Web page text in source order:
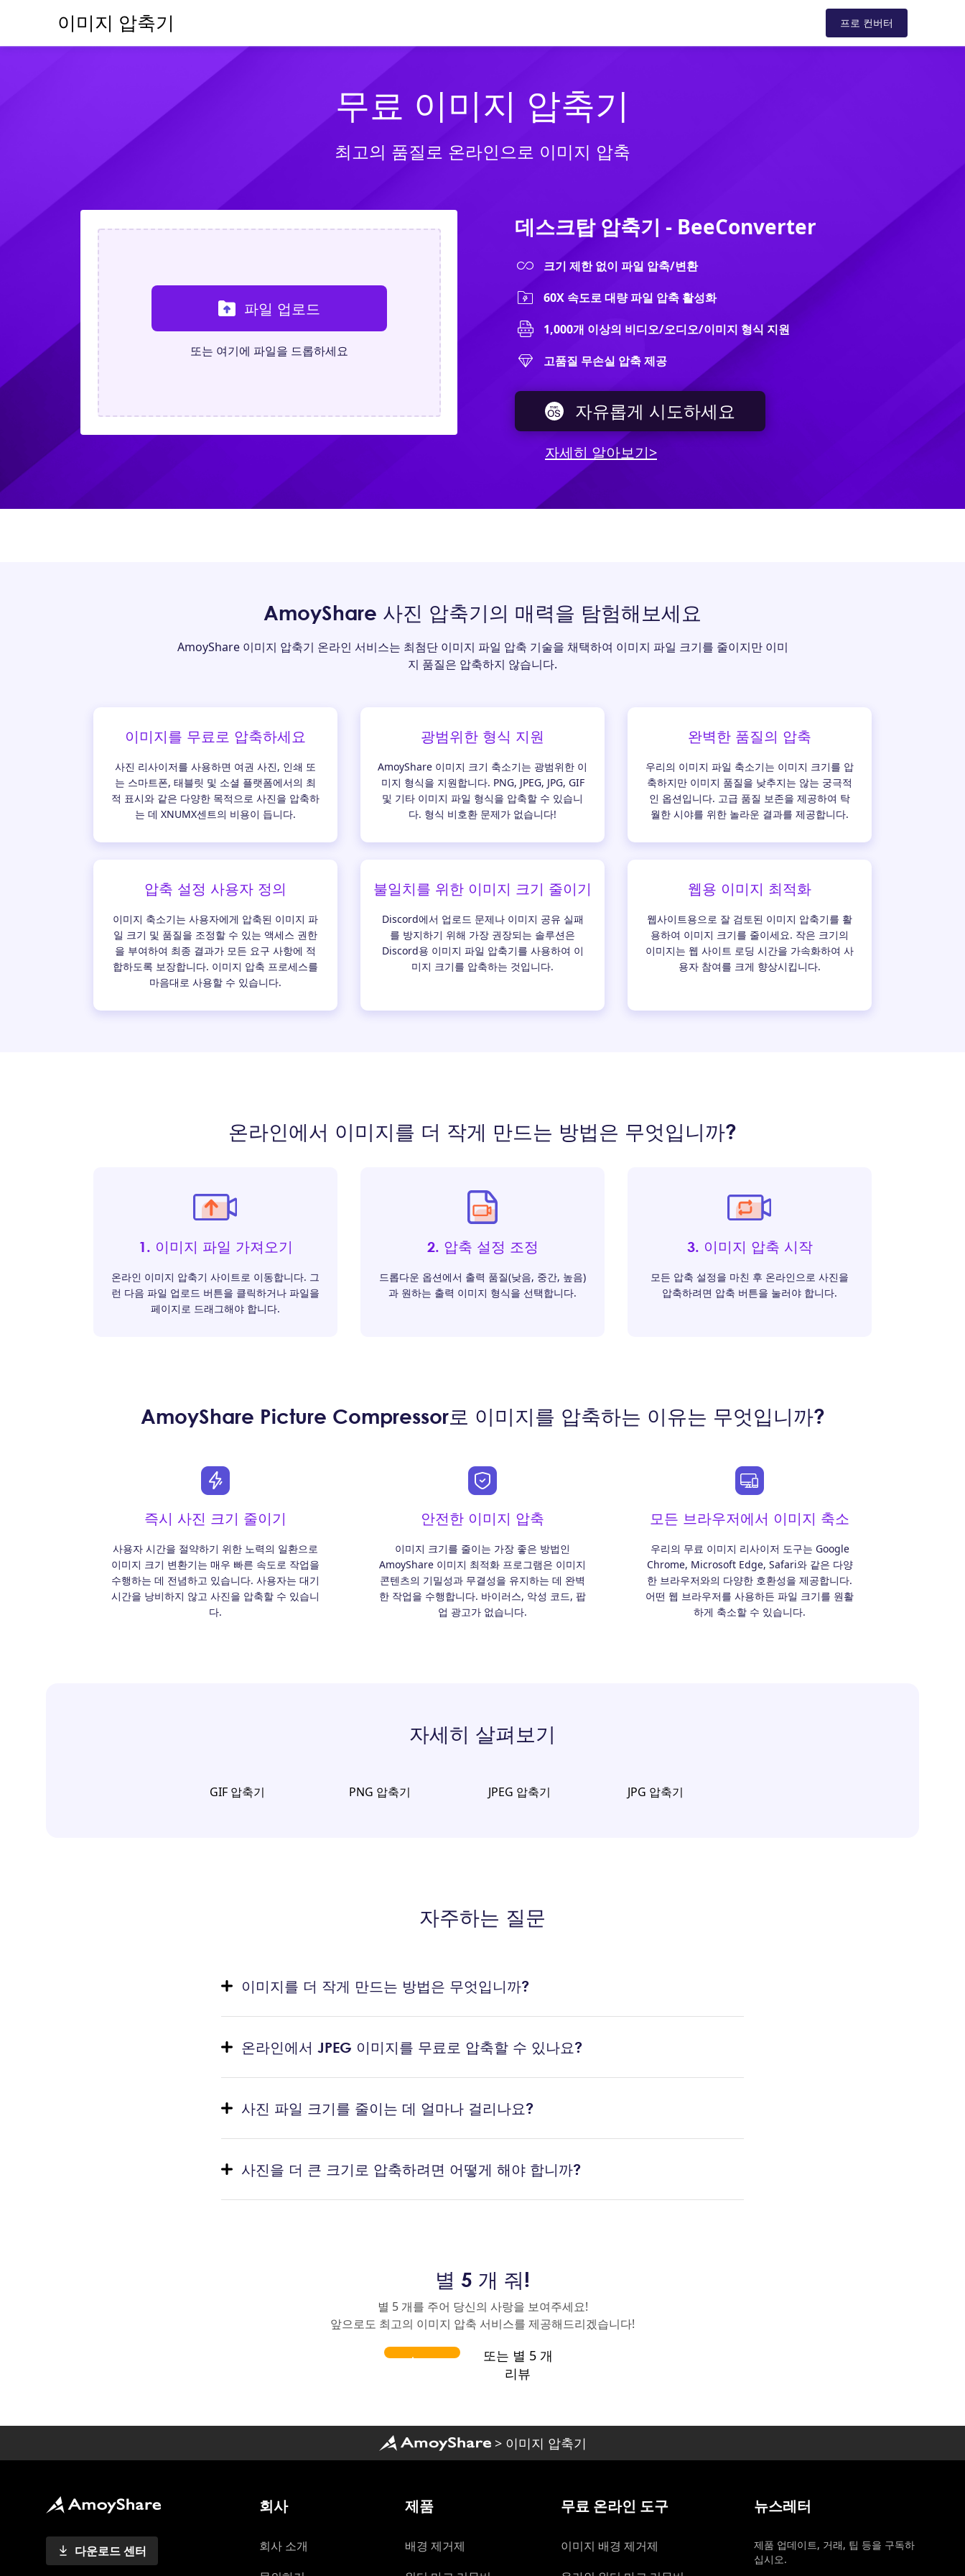
블로그
이미지 압축기 프로 컨버터
무료 이미지 압축기
최고의 품질로 온라인으로 이미지 압축
파일 업로드
또는 여기에 파일을 드롭하세요
데스크탑 압축기 - BeeConverter
크기 제한 없이 파일 압축/변환
60X 속도로 대량 파일 압축 활성화
1,000개 이상의 비디오/오디오/이미지 형식 지원
고품질 무손실 압축 제공
자유롭게 시도하세요
자세히 알아보기>
AmoyShare 사진 압축기의 매력을 탐험해보세요
AmoyShare 이미지 압축기 온라인 서비스는 최첨단 이미지 파일 압축 기술을 채택하여 이미지 파일 크기를 줄이지만 이미
지 품질은 압축하지 않습니다.
이미지를 무료로 압축하세요
사진 리사이저를 사용하면 여권 사진, 인쇄 또
는 스마트폰, 태블릿 및 소셜 플랫폼에서의 최
적 표시와 같은 다양한 목적으로 사진을 압축하
는 데 XNUMX센트의 비용이 듭니다.
광범위한 형식 지원
AmoyShare 이미지 크기 축소기는 광범위한 이
미지 형식을 지원합니다. PNG, JPEG, JPG, GIF
및 기타 이미지 파일 형식을 압축할 수 있습니
다. 형식 비호환 문제가 없습니다!
완벽한 품질의 압축
우리의 이미지 파일 축소기는 이미지 크기를 압
축하지만 이미지 품질을 낮추지는 않는 궁극적
인 옵션입니다. 고급 품질 보존을 제공하여 탁
월한 시야를 위한 놀라운 결과를 제공합니다.
압축 설정 사용자 정의
이미지 축소기는 사용자에게 압축된 이미지 파
일 크기 및 품질을 조정할 수 있는 액세스 권한
을 부여하여 최종 결과가 모든 요구 사항에 적
합하도록 보장합니다. 이미지 압축 프로세스를
마음대로 사용할 수 있습니다.
불일치를 위한 이미지 크기 줄이기
Discord에서 업로드 문제나 이미지 공유 실패
를 방지하기 위해 가장 권장되는 솔루션은
Discord용 이미지 파일 압축기를 사용하여 이
미지 크기를 압축하는 것입니다.
웹용 이미지 최적화
웹사이트용으로 잘 검토된 이미지 압축기를 활
용하여 이미지 크기를 줄이세요. 작은 크기의
이미지는 웹 사이트 로딩 시간을 가속화하여 사
용자 참여를 크게 향상시킵니다.
온라인에서 이미지를 더 작게 만드는 방법은 무엇입니까?
1. 이미지 파일 가져오기
온라인 이미지 압축기 사이트로 이동합니다. 그
런 다음 파일 업로드 버튼을 클릭하거나 파일을
페이지로 드래그해야 합니다.
2. 압축 설정 조정
드롭다운 옵션에서 출력 품질(낮음, 중간, 높음)
과 원하는 출력 이미지 형식을 선택합니다.
3. 이미지 압축 시작
모든 압축 설정을 마친 후 온라인으로 사진을
압축하려면 압축 버튼을 눌러야 합니다.
AmoyShare Picture Compressor로 이미지를 압축하는 이유는 무엇입니까?
즉시 사진 크기 줄이기
사용자 시간을 절약하기 위한 노력의 일환으로
이미지 크기 변환기는 매우 빠른 속도로 작업을
수행하는 데 전념하고 있습니다. 사용자는 대기
시간을 낭비하지 않고 사진을 압축할 수 있습니
다.
안전한 이미지 압축
이미지 크기를 줄이는 가장 좋은 방법인
AmoyShare 이미지 최적화 프로그램은 이미지
콘텐츠의 기밀성과 무결성을 유지하는 데 완벽
한 작업을 수행합니다. 바이러스, 악성 코드, 팝
업 광고가 없습니다.
모든 브라우저에서 이미지 축소
우리의 무료 이미지 리사이저 도구는 Google
Chrome, Microsoft Edge, Safari와 같은 다양
한 브라우저와의 다양한 호환성을 제공합니다.
어떤 웹 브라우저를 사용하든 파일 크기를 원활
하게 축소할 수 있습니다.
자세히 살펴보기
GIF 압축기 PNG 압축기 JPEG 압축기 JPG 압축기
자주하는 질문
이미지를 더 작게 만드는 방법은 무엇입니까?
온라인에서 JPEG 이미지를 무료로 압축할 수 있나요?
사진 파일 크기를 줄이는 데 얼마나 걸리나요?
사진을 더 큰 크기로 압축하려면 어떻게 해야 합니까?
별 5 개 줘!
별 5 개를 주어 당신의 사랑을 보여주세요!
앞으로도 최고의 이미지 압축 서비스를 제공해드리겠습니다!
또는 별 5 개
리뷰
> 이미지 압축기
다운로드 센터
회사
회사 소개
제품
배경 제거제
무료 온라인 도구
이미지 배경 제거제
뉴스레터
제품 업데이트, 거래, 팁 등을 구독하
십시오.